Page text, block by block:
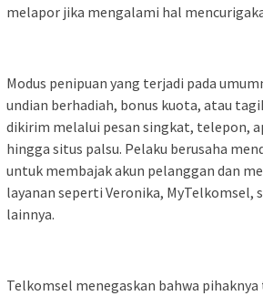
melapor jika mengalami hal
Modus penipuan yang terjadi pada
undian berhadiah, bonus kuota, atau
dikirim melalui pesan singkat, telepon,
hingga situs palsu. Pelaku berusaha
untuk membajak akun pelanggan dan
layanan seperti Veronika, MyTelkomsel,
lainnya.
Telkomsel menegaskan bahwa